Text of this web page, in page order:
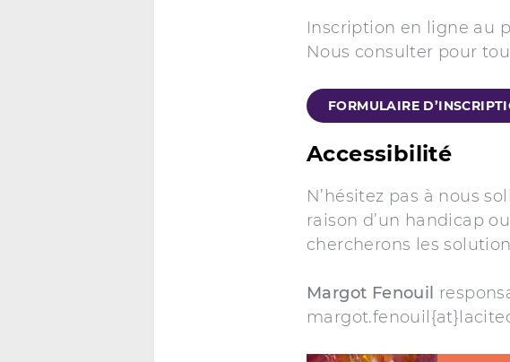
Inscription en ligne au
Nous consulter pour
FORMULAIRE
Accessibilité
N’hésitez pas à nous
raison d’un handicap
chercherons les
Margot Fenouil